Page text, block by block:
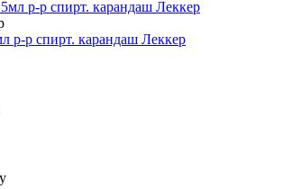
р-р спирт. карандаш Леккер